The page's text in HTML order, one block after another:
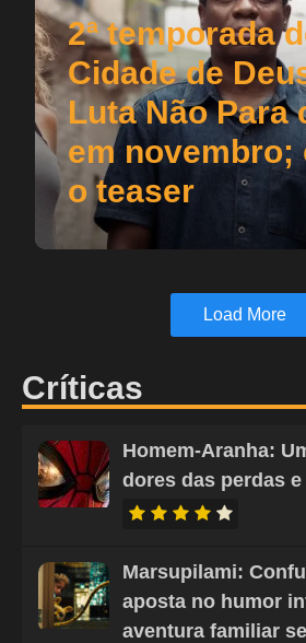
2ª temporada
Cidade de
Luta Não Para
em novembro;
o teaser
Load More
Críticas
Homem-Aranha:
dores das perdas
Marsupilami:
aposta no humor
aventura familiar